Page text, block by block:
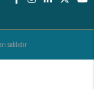
saklıdır